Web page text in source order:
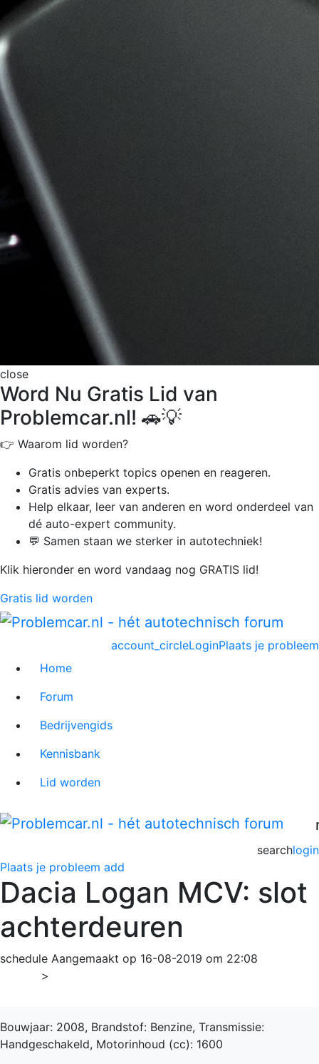
close
Word Nu Gratis Lid van
Problemcar.nl! 🚗💡
👉 Waarom lid worden?
Gratis onbeperkt topics openen en reageren.
Gratis advies van experts.
Help elkaar, leer van anderen en word onderdeel van
dé auto-expert community.
💬 Samen staan we sterker in autotechniek!
Klik hieronder en word vandaag nog GRATIS lid!
Gratis lid worden
Plaats je probleem
account_circleLogin
Home
Forum
Bedrijvengids
Kennisbank
Lid worden
login
search
Plaats je probleem add
Dacia Logan MCV: slot
achterdeuren
schedule Aangemaakt op 16-08-2019 om 22:08
>
Bouwjaar: 2008, Brandstof: Benzine, Transmissie:
Handgeschakeld, Motorinhoud (cc): 1600